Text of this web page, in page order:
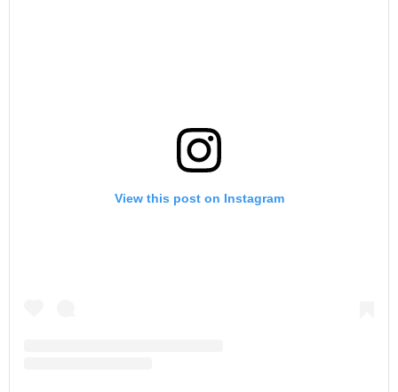
View this post on Instagram